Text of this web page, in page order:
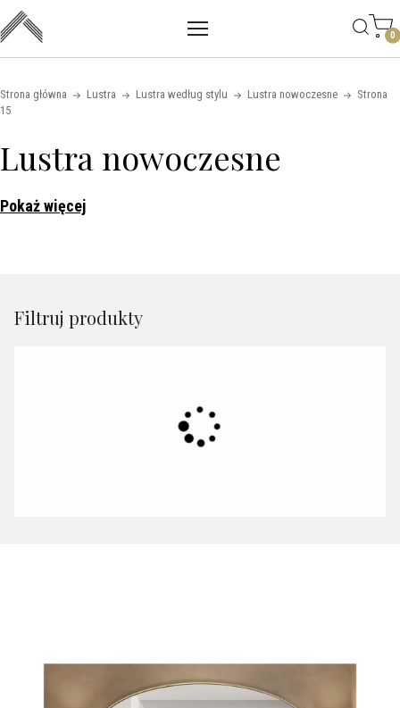
Skip to content
Main mobile navigation
0
Strona główna Lustra Lustra według stylu Lustra nowoczesne
Strona
15
Lustra nowoczesne
Pokaż więcej
Filtruj produkty